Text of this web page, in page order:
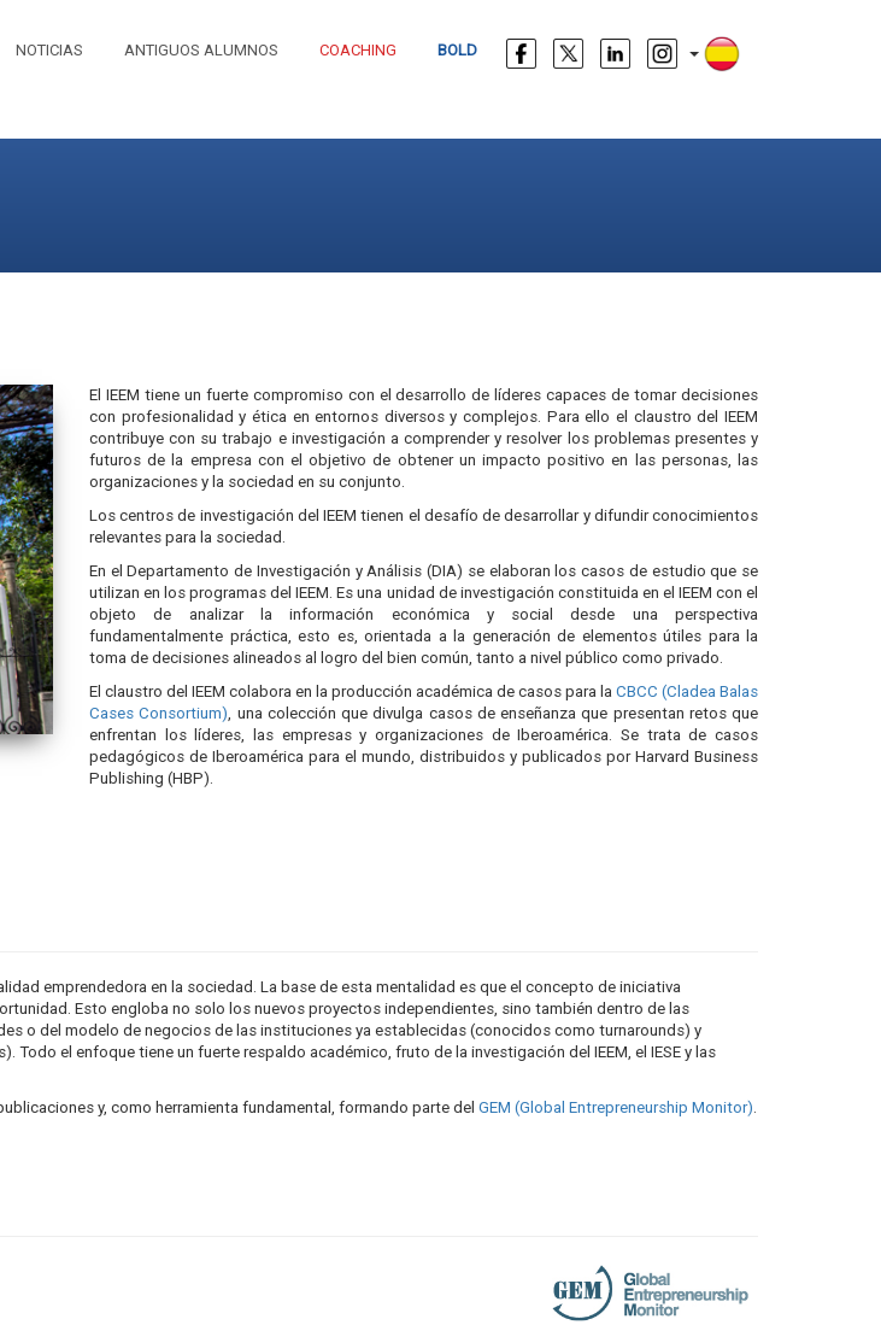
NOTICIAS ANTIGUOS ALUMNOS COACHING BOLD
El IEEM tiene un fuerte compromiso con el desarrollo de líderes capaces de tomar decisiones
con profesionalidad y ética en entornos diversos y complejos. Para ello el claustro del IEEM
contribuye con su trabajo e investigación a comprender y resolver los problemas presentes y
futuros de la empresa con el objetivo de obtener un impacto positivo en las personas, las
organizaciones y la sociedad en su conjunto.
Los centros de investigación del IEEM tienen el desafío de desarrollar y difundir conocimientos
relevantes para la sociedad.
En el Departamento de Investigación y Análisis (DIA) se elaboran los casos de estudio que se
utilizan en los programas del IEEM. Es una unidad de investigación constituida en el IEEM con el
objeto de analizar la información económica y social desde una perspectiva
fundamentalmente práctica, esto es, orientada a la generación de elementos útiles para la
toma de decisiones alineados al logro del bien común, tanto a nivel público como privado.
El claustro del IEEM colabora en la producción académica de casos para la CBCC (Cladea Balas
Cases Consortium), una colección que divulga casos de enseñanza que presentan retos que
enfrentan los líderes, las empresas y organizaciones de Iberoamérica. Se trata de casos
pedagógicos de Iberoamérica para el mundo, distribuidos y publicados por Harvard Business
Publishing (HBP).
emprendedora en la sociedad. La base de esta mentalidad es que el concepto de iniciativa
Esto engloba no solo los nuevos proyectos independientes, sino también dentro de las
o del modelo de negocios de las instituciones ya establecidas (conocidos como turnarounds) y
el enfoque tiene un fuerte respaldo académico, fruto de la investigación del IEEM, el IESE y las
y, como herramienta fundamental, formando parte del GEM (Global Entrepreneurship Monitor).